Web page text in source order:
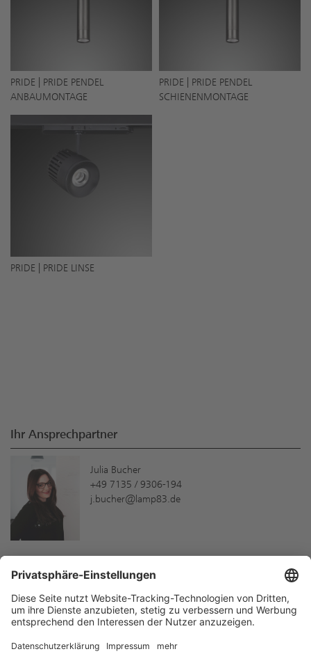
PRIDE | PRIDE PENDEL
ANBAUMONTAGE
PRIDE | PRIDE PENDEL
SCHIENENMONTAGE
PRIDE | PRIDE LINSE
Newsletter
Neue Produkte und Services schneller
kennenlernen!
Hier können Sie sich anmelden:
Zum Formular
Ihr Ansprechpartner
Julia Bucher
+49 7135 / 9306-194
j.bucher@lamp83.de